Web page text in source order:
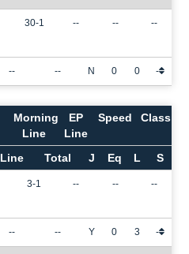
30-1 -- -- --
-- -- N 0 0 -
Morning
Line
EP
Line
Speed Class
Line Total J Eq L S
3-1 -- -- --
-- -- Y 0 3 -